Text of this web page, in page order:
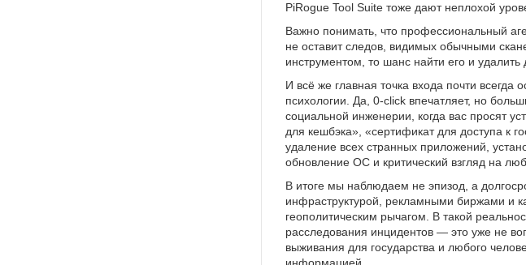
PiRogue Tool Suite тоже дают неплохой
Важно понимать, что профессиональный
не оставит следов, видимых обычными
инструментом, то шанс найти его и удалить
И всё же главная точка входа почти всегда
психологии. Да, 0-click впечатляет, но
социальной инженерии, когда вас просят
для кешбэка», «сертификат для доступа к
удаление всех странных приложений,
обновление ОС и критический взгляд на
В итоге мы наблюдаем не эпизод, а
инфраструктурой, рекламными биржами и
геополитическим рычагом. В такой
расследования инцидентов — это уже не
выживания для государства и любого